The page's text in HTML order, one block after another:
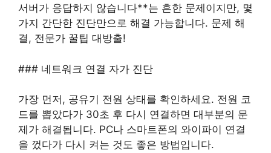
서버가 응답하지 않습니다**는 흔한 문제이지만, 몇
가지 간단한 진단만으로 해결 가능합니다. 문제 해
결, 전문가 꿀팁 대방출!
### 네트워크 연결 자가 진단
가장 먼저, 공유기 전원 상태를 확인하세요. 전원 코
드를 뽑았다가 30초 후 다시 연결하면 대부분의 문
제가 해결됩니다. PC나 스마트폰의 와이파이 연결
을 껐다가 다시 켜는 것도 좋은 방법입니다.